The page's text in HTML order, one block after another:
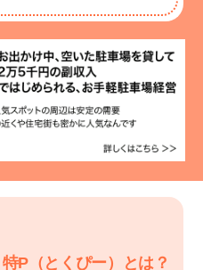
特P（とくぴー）とは？